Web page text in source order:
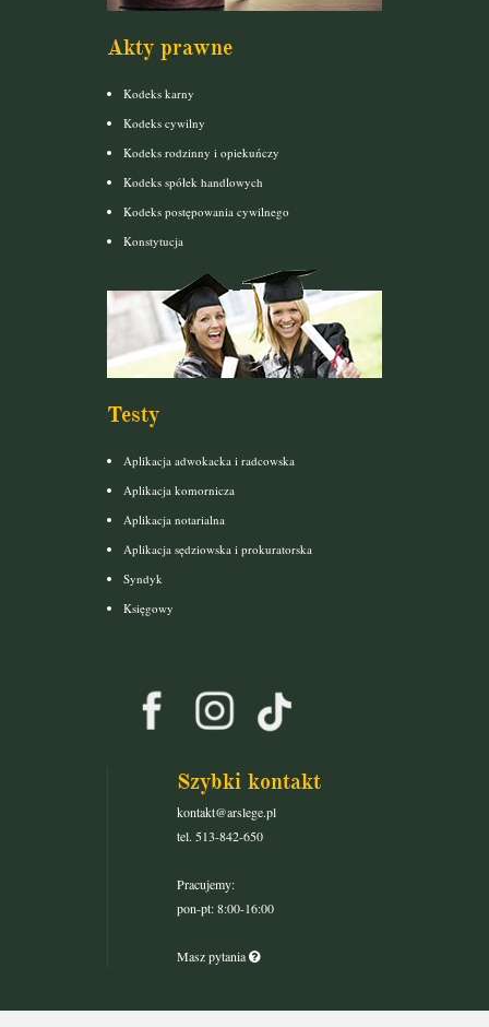
Akty prawne
Kodeks karny
Kodeks cywilny
Kodeks rodzinny i opiekuńczy
Kodeks spółek handlowych
Kodeks postępowania cywilnego
Konstytucja
Testy
Aplikacja adwokacka i radcowska
Aplikacja komornicza
Aplikacja notarialna
Aplikacja sędziowska i prokuratorska
Syndyk
Księgowy
Szybki kontakt
kontakt@arslege.pl
tel. 513-842-650
Pracujemy:
pon-pt: 8:00-16:00
Masz pytania